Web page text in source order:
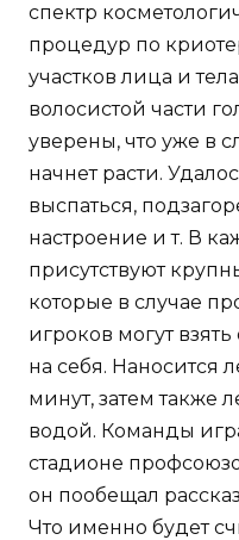
спектр
процедур по
участков лица и
волосистой части
уверены, что уже в
начнет расти.
выспаться,
настроение и т. В
присутствуют
которые в случае
игроков могут
на себя. Наносится
минут, затем также
водой. Команды
стадионе
он пообещал
Что именно будет